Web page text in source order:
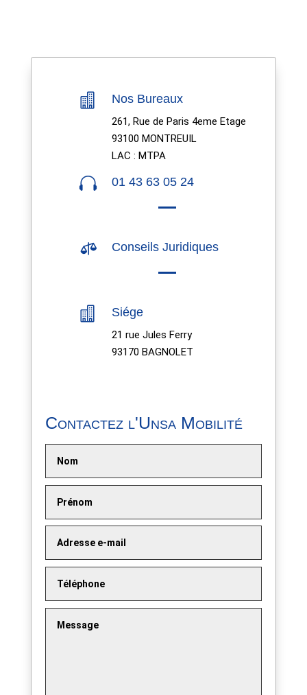
 Nos Bureaux
261, Rue de Paris 4eme Etage
93100 MONTREUIL
LAC : MTPA
 01 43 63 05 24
 Conseils Juridiques
 Siége
21 rue Jules Ferry
93170 BAGNOLET
Contactez l'Unsa Mobilité